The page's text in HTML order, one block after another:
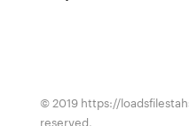
© 2019 https://
reserved.